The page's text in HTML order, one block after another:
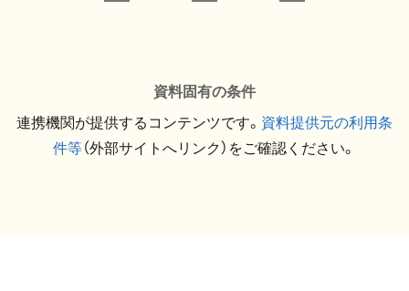
資料固有の条件
連携機関が提供するコンテンツです。 資料提供元の利用条
件等（外部サイトへリンク）をご確認ください。